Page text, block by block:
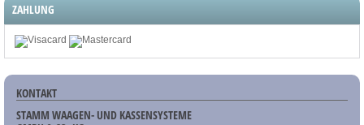
ZAHLUNG
KONTAKT
STAMM WAAGEN- UND KASSENSYSTEME